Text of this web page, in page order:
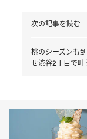
次の記事を読む
桃のシーズンも
せ渋谷2丁目で叶